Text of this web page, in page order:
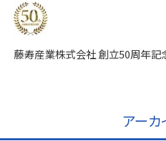
藤寿産業株式会社 創立50周年記
アーカ